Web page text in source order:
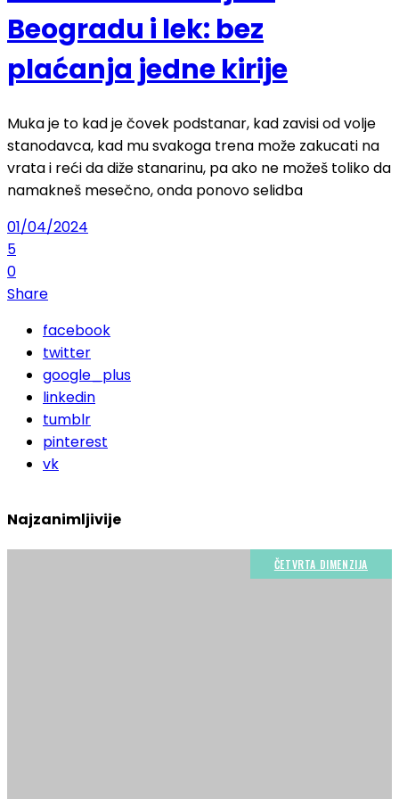
Beogradu i lek: bez
plaćanja jedne kirije
Muka je to kad je čovek podstanar, kad zavisi od volje
stanodavca, kad mu svakoga trena može zakucati na
vrata i reći da diže stanarinu, pa ako ne možeš toliko da
namakneš mesečno, onda ponovo selidba
01/04/2024
5
0
Share
facebook
twitter
google_plus
linkedin
tumblr
pinterest
vk
Najzanimljivije
ČETVRTA DIMENZIJA